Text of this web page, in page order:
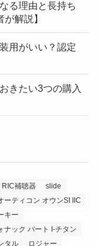
る理由と長持ち
解説】
用がいい？認定
きたい3つの購入
RIC補聴器
slide
ーティコン オウンSI IIC
キー
ナック バート I-チタン
タル
ロジャー